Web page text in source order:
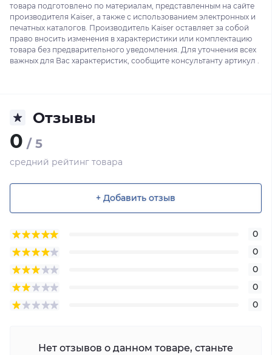
товара подготовлено по материалам, представленным на сайте
производителя Kaiser, а также с использованием электронных и
печатных каталогов. Производитель Kaiser оставляет за собой
право вносить изменения в характеристики или комплектацию
товара без предварительного уведомления. Для уточнения всех
важных для Вас характеристик, сообщите консультанту артикул .
Отзывы
0 / 5
средний рейтинг товара
+ Добавить отзыв
0
0
0
0
0
Нет отзывов о данном товаре, станьте